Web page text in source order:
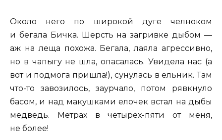
Около него по широкой дуге челноком
и бегала Бичка. Шерсть на загривке дыбом —
аж на леща похожа. Бегала, лаяла агрессивно,
но в чапыгу не шла, опасалась. Увидела нас (а
вот и подмога пришла!), сунулась в ельник. Там
что-то завозилось, заурчало, потом рявкнуло
басом, и над макушками елочек встал на дыбы
медведь. Метрах в четырех-пяти от меня,
не более!